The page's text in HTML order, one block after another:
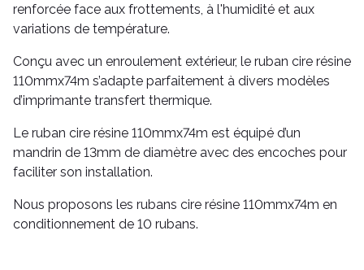
renforcée face aux frottements, à l'humidité et aux
variations de température.
Conçu avec un enroulement extérieur, le ruban cire résine
110mmx74m s’adapte parfaitement à divers modèles
d’imprimante transfert thermique.
Le ruban cire résine 110mmx74m est équipé d’un
mandrin de 13mm de diamètre avec des encoches pour
faciliter son installation.
Nous proposons les rubans cire résine 110mmx74m en
conditionnement de 10 rubans.